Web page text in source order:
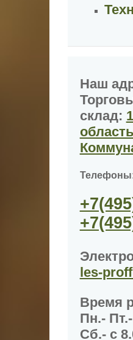
Наш
склад:
les-
Время
Пн.-
Сб.- с